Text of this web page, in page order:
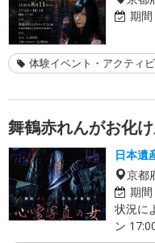
期間
体験イベント・アクティ
舞鶴赤れんがお化
日本遺
京都
期間
状況に
ン